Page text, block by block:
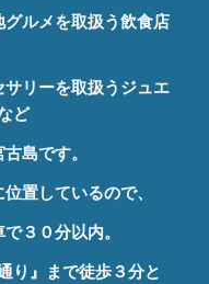
ルメを取扱う飲食店
リーを取扱うジュエ
ど
島です。
置しているので、
３０分以内。
り』まで徒歩３分と